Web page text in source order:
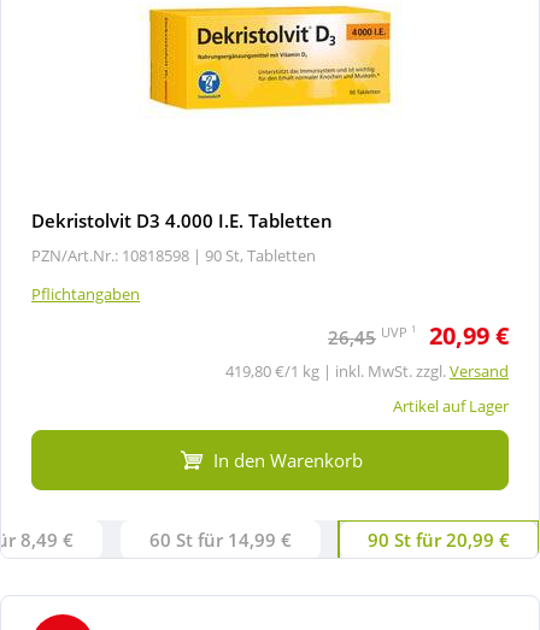
Dekristolvit D3 4.000 I.E. Tabletten
PZN/Art.Nr.: 10818598 | 90 St, Tabletten
Pflichtangaben
26,45 UVP 1 20,99 €
419,80 €/1 kg | inkl. MwSt. zzgl.Versand
Artikel auf Lager
In den Warenkorb
8,49 € 60 St für 14,99 € 90 St für 20,99 €